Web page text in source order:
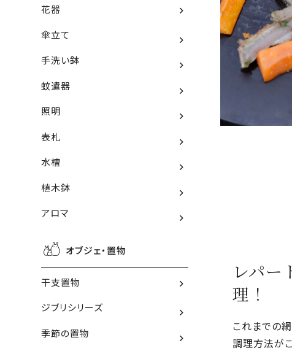
花器
傘立て
手洗い鉢
蚊遣器
照明
表札
水槽
植木鉢
アロマ
オブジェ・置物
干支置物
ジブリシリーズ
季節の置物
レパー
理！
これまでの
調理方法が